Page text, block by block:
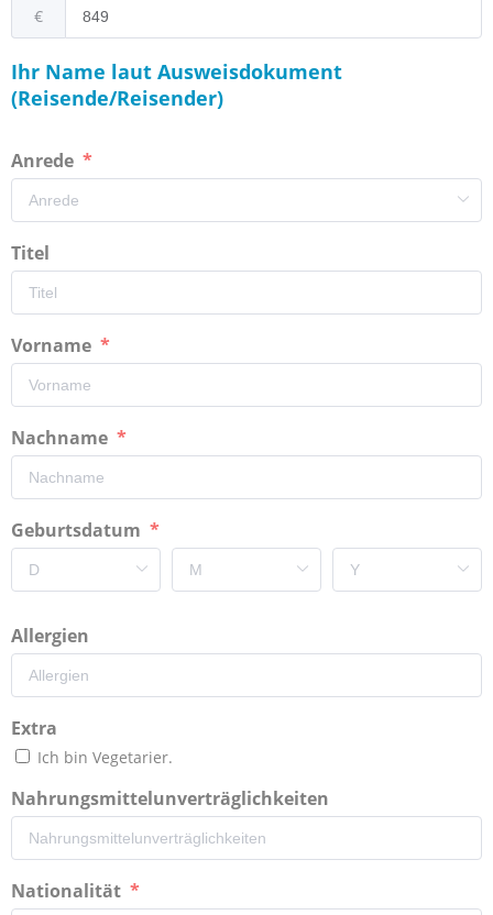
€
Ihr Name laut Ausweisdokument
(Reisende/Reisender)
Anrede
Titel
Vorname
Nachname
Geburtsdatum
Allergien
Extra
Ich bin Vegetarier.
Nahrungsmittelunverträglichkeiten
Nationalität